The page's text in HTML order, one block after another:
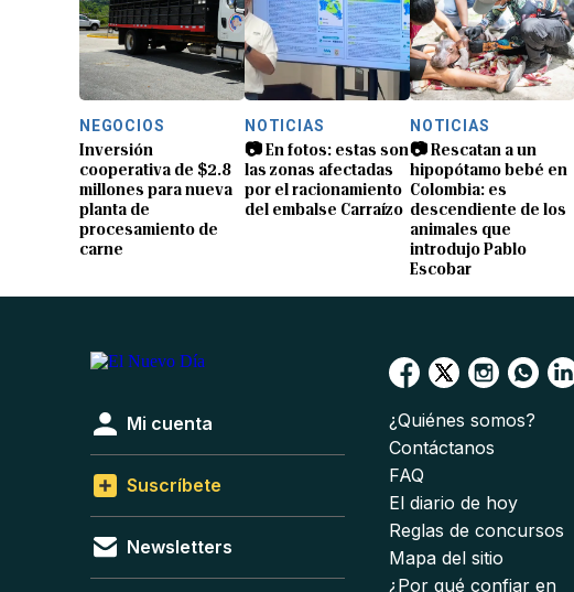
NEGOCIOS
Inversión
cooperativa de $2.8
millones para nueva
planta de
procesamiento de
carne
NOTICIAS
📷 En fotos: estas son
las zonas afectadas
por el racionamiento
del embalse Carraízo
NOTICIAS
📷 Rescatan a un
hipopótamo bebé en
Colombia: es
descendiente de los
animales que
introdujo Pablo
Escobar
Mi cuenta
Suscríbete
Newsletters
¿Quiénes somos?
Contáctanos
FAQ
El diario de hoy
Reglas de concursos
Mapa del sitio
¿Por qué confiar en